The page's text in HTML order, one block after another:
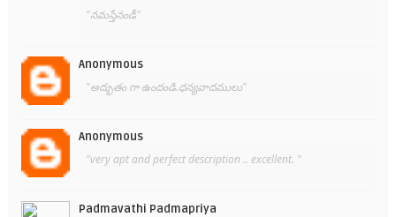
"నమస్తేనండీ"
Anonymous
"అద్భుతం గా ఉందండి.ధన్యవాదములు"
Anonymous
"very apt and perfect description .. excellent. "
Padmavathi Padmapriya